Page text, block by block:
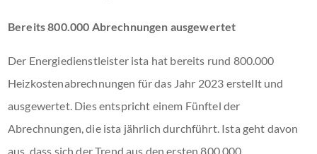
Bereits 800.000 Abrechnungen ausgewertet
Der Energiedienstleister ista hat bereits rund 800.000
Heizkostenabrechnungen für das Jahr 2023 erstellt und
ausgewertet. Dies entspricht einem Fünftel der
Abrechnungen, die ista jährlich durchführt. Ista geht davon
aus, dass sich der Trend aus den ersten 800.000